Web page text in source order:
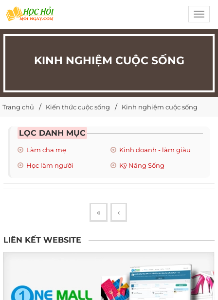
KINH NGHIỆM CUỘC SỐNG
Trang chủ Kiến thức cuộc sống Kinh nghiệm cuộc sống
LỌC DANH MỤC
Làm cha mẹ
Kinh doanh - làm giàu
Học làm người
Kỹ Năng Sống
« ‹
LIÊN KẾT WEBSITE